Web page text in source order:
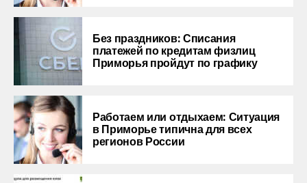
Без праздников: Списания
платежей по кредитам физлиц
Приморья пройдут по графику
Работаем или отдыхаем: Ситуация
в Приморье типична для всех
регионов России